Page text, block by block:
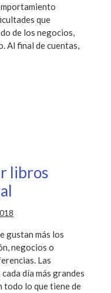
que
de los negocios,
Al final de cuentas,
libros
gustan más los
negocios o
Las
día más grandes
lo que tiene de